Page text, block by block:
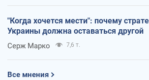
"Когда хочется мести": почему
Украины должна оставаться другой
Серж Марко 7,6 т.
Все мнения